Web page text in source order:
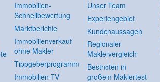
Immobilien-
Schnellbewertung
Marktberichte
Immobilienverkauf
ohne Makler
Tippgeberprogramm
Immobilien-TV
Unser Team
Expertengebiet
Kundenaussagen
Regionaler
Maklervergleich
Bestnoten in
großem Maklertest